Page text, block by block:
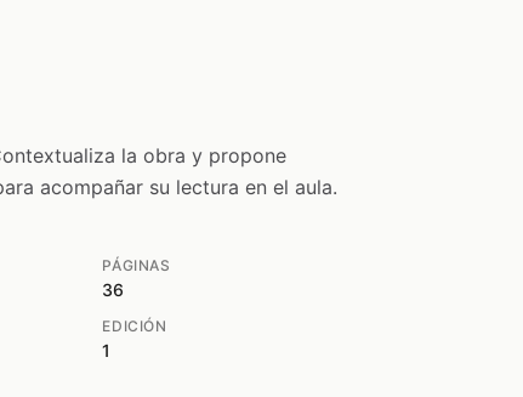
la obra y propone
acompañar su lectura en el aula.
PÁGINAS
36
EDICIÓN
1